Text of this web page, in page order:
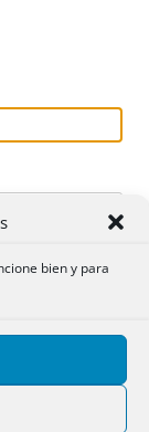
bien y para